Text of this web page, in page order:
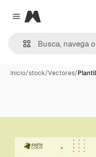
Close menu
Magnific
Inicio/stock/Vectores/